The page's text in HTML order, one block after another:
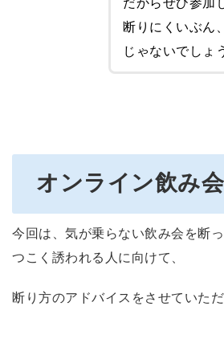
だからぜひ参加
断りにくいぶん
じゃないでしょ
オンライン飲み
今回は、気が乗らない飲み会を断
つこく誘われる人に向けて、
断り方のアドバイスをさせていただ